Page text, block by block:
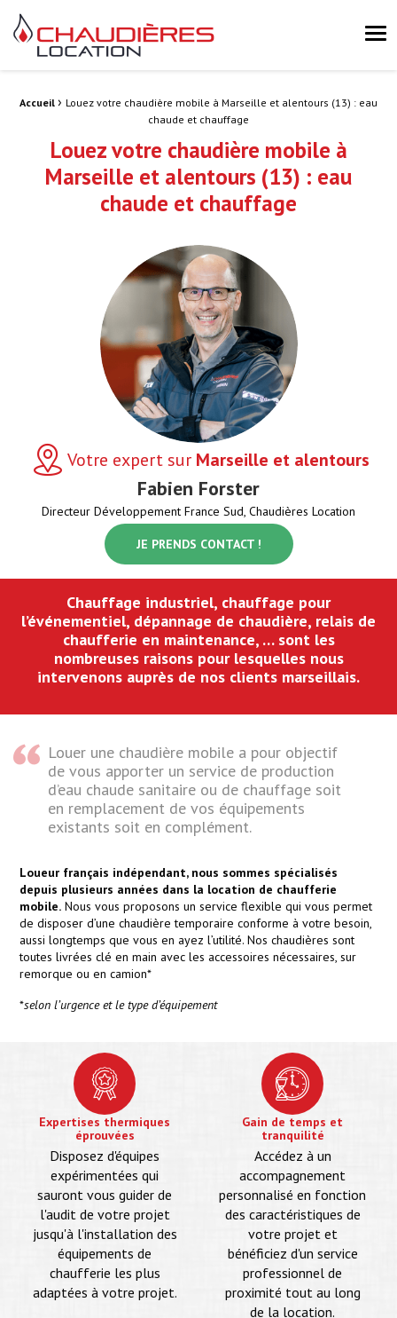
Chaudières Location Location de chaudière et chaufferie mobile
Fil d'Ariane :
Accueil › Louez votre chaudière mobile à Marseille et alentours (13) : eau
chaude et chauffage
Louez votre chaudière mobile à
Marseille et alentours (13) : eau
chaude et chauffage
Votre expert sur Marseille et alentours
Fabien Forster
Directeur Développement France Sud, Chaudières Location
JE PRENDS CONTACT !
Chauffage industriel, chauffage pour
l’événementiel, dépannage de chaudière, relais de
chaufferie en maintenance, … sont les
nombreuses raisons pour lesquelles nous
intervenons auprès de nos clients marseillais.
Louer une chaudière mobile a pour objectif
de vous apporter un service de production
d’eau chaude sanitaire ou de chauffage soit
en remplacement de vos équipements
existants soit en complément.
Loueur français indépendant, nous sommes spécialisés
depuis plusieurs années dans la location de chaufferie
mobile. Nous vous proposons un service flexible qui vous permet
de disposer d’une chaudière temporaire conforme à votre besoin,
aussi longtemps que vous en ayez l’utilité. Nos chaudières sont
toutes livrées clé en main avec les accessoires nécessaires, sur
remorque ou en camion*
*selon l’urgence et le type d’équipement
Expertises thermiques
éprouvées
Disposez d'équipes
expérimentées qui
sauront vous guider de
l'audit de votre projet
jusqu'à l'installation des
équipements de
chaufferie les plus
adaptées à votre projet.
Gain de temps et
tranquilité
Accédez à un
accompagnement
personnalisé en fonction
des caractéristiques de
votre projet et
bénéficiez d'un service
professionnel de
proximité tout au long
de la location.